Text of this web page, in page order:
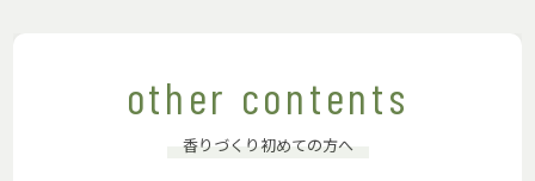
other contents
香りづくり初めての方へ